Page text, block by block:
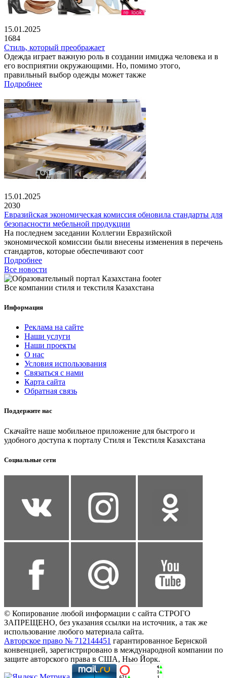
15.01.2025
1684
Стиль, который преображает
Одежда играет важную роль в создании имиджа человека и в
его восприятии окружающими. Но, помимо этого,
правильный выбор одежды может также
Подробнее
15.01.2025
2030
Евразийская экономическая комиссия обновила стандарты для
безопасности мебельной продукции
На последнем заседании Коллегии Евразийской
экономической комиссии были внесены изменения в перечень
стандартов, которые обеспечивают соот
Подробнее
Все новости
Все компании стиля и текстиля Казахстана
Информация
Реклама на сайте
Наши услуги
Наши проекты
О нас
Условия использования
Связаться с нами
Карта сайта
Обратная связь
Поддержите нас
Скачайте наше мобильное приложение для быстрого и
удобного доступа к порталу Стиля и Текстиля Казахстана
Социальные сети
© Копирование любой информации с сайта СТРОГО
ЗАПРЕЩЕНО, без указания ссылки на источник, а так же
использование любого материала сайта.
Авторское право № 712144451 гарантированное Бернской
конвенцией, зарегистрировано в международной компании по
защите авторского права в США, Нью Йорк.